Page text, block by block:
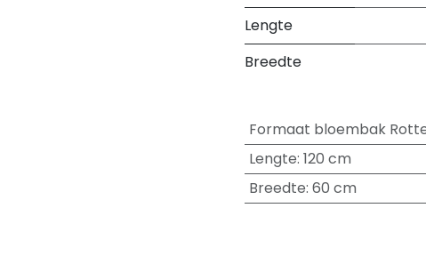
Lengte
Breedte
Formaat bloembak
Lengte: 120 cm
Breedte: 60 cm